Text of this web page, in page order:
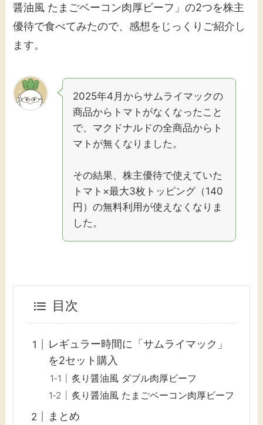
醤油風 たまごベーコン肉厚ビーフ」の2つを株主
優待で食べてみたので、感想をじっくりご紹介し
ます。
2025年4月からサムライマックの
商品からトマトがなくなったこと
で、マクドナルドの全商品からト
マトが無くなりました。
その結果、株主優待で使えていた
トマト×最大3枚トッピング（140
円）の無料利用が使えなくなりま
した。
目次
レギュラー時間に「サムライマック」
を2セット購入
炙り醤油風 ダブル肉厚ビーフ
炙り醤油風 たまごベーコン肉厚ビーフ
まとめ